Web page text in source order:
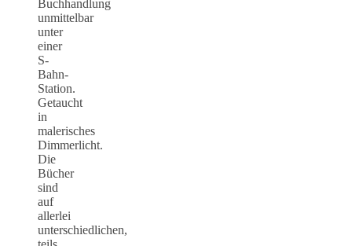
Buchhandlung
unmittelbar
unter
einer
S-
Bahn-
Station.
Getaucht
in
malerisches
Dimmerlicht.
Die
Bücher
sind
auf
allerlei
unterschiedlichen,